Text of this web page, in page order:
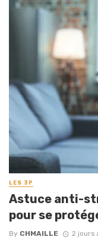
LES 3P
Astuce anti-
pour se
By CHMAILLE 2 jours